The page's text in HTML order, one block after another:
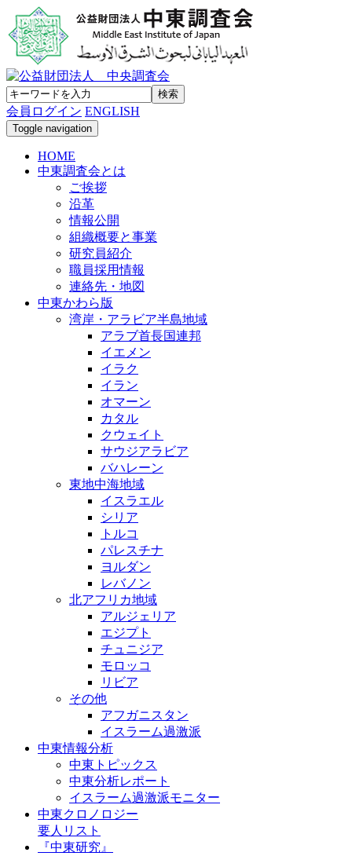
会員ログイン ENGLISH
Toggle navigation
HOME
中東調査会とは
ご挨拶
沿革
情報公開
組織概要と事業
研究員紹介
職員採用情報
連絡先・地図
中東かわら版
湾岸・アラビア半島地域
アラブ首長国連邦
イエメン
イラク
イラン
オマーン
カタル
クウェイト
サウジアラビア
バハレーン
東地中海地域
イスラエル
シリア
トルコ
パレスチナ
ヨルダン
レバノン
北アフリカ地域
アルジェリア
エジプト
チュニジア
モロッコ
リビア
その他
アフガニスタン
イスラーム過激派
中東情報分析
中東トピックス
中東分析レポート
イスラーム過激派モニター
中東クロノロジー
要人リスト
『中東研究』